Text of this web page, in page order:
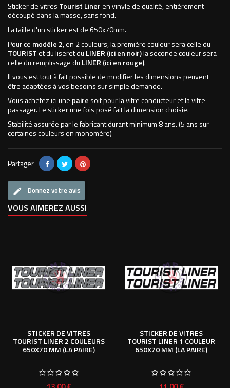
Sticker de vitres Tourist Liner en vinyle de qualité, entièrement
découpé dans la masse, sans fond.
La taille d'un sticker est de 650x70mm.
Pour ce modèle 2, en 2 couleurs, la première couleur sera celle du
TOURIST et du liseret du LINER (ici en noir)la seconde couleur sera
celle du remplissage du LINER (ici en rouge).
Il vous est tout à fait possible de modifier les dimensions peuvent
être adaptées à vos besoins sur simple demande.
Vous achetez ici une paire soit pour la vitre conducteur et la vitre
passager. Le sticker une fois posé fait la dimension choisie.
Stabilité assurée par le fabricant durant minimum 8 ans. (5 ans sur
certaines couleurs en monomère)
Partager
Donnez votre avis
VOUS AIMEREZ AUSSI
STICKER DE VITRES
TOURIST LINER 2 COULEURS
650X70 MM (LA PAIRE)
STICKER DE VITRES
TOURIST LINER 1 COULEUR
650X70 MM (LA PAIRE)